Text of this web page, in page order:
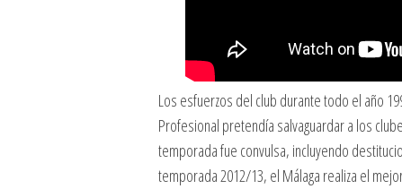
Los esfuerzos del club durante todo el año
Profesional pretendía salvaguardar a los
temporada fue convulsa, incluyendo
temporada 2012/13, el Málaga realiza el